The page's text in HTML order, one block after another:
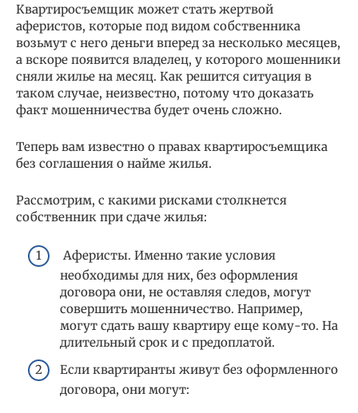
Квартиросъемщик может стать жертвой
аферистов, которые под видом собственника
возьмут с него деньги вперед за несколько месяцев,
а вскоре появится владелец, у которого мошенники
сняли жилье на месяц. Как решится ситуация в
таком случае, неизвестно, потому что доказать
факт мошенничества будет очень сложно.
Теперь вам известно о правах квартиросъемщика
без соглашения о найме жилья.
Рассмотрим, с какими рисками столкнется
собственник при сдаче жилья:
Аферисты. Именно такие условия
необходимы для них, без оформления
договора они, не оставляя следов, могут
совершить мошенничество. Например,
могут сдать вашу квартиру еще кому-то. На
длительный срок и с предоплатой.
Если квартиранты живут без оформленного
договора, они могут: